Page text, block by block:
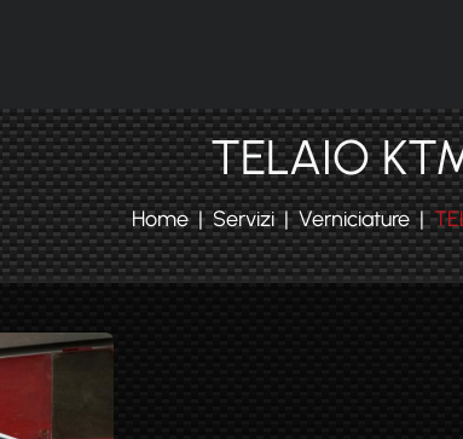
TELAIO
Home Servizi Verniciature